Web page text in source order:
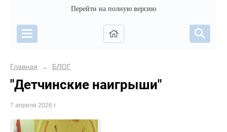
Перейти на полную версию
Главная → БЛОГ
"Детчинские наигрыши"
7 апреля 2026 г.